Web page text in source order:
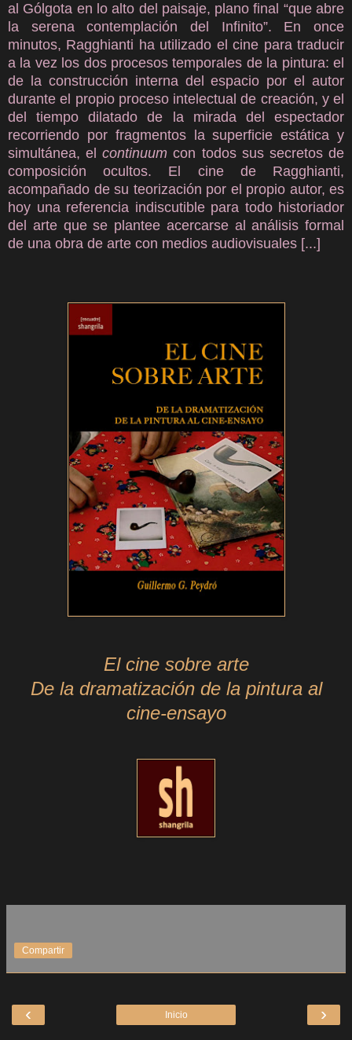
al Gólgota en lo alto del paisaje, plano final “que abre
la serena contemplación del Infinito”. En once
minutos, Ragghianti ha utilizado el cine para traducir
a la vez los dos procesos temporales de la pintura: el
de la construcción interna del espacio por el autor
durante el propio proceso intelectual de creación, y el
del tiempo dilatado de la mirada del espectador
recorriendo por fragmentos la superficie estática y
simultánea, elcontinuum con todos sus secretos de
composición ocultos. El cine de Ragghianti,
acompañado de su teorización por el propio autor, es
hoy una referencia indiscutible para todo historiador
del arte que se plantee acercarse al análisis formal
de una obra de arte con medios audiovisuales [...]
El cine sobre arte
De la dramatización de la pintura al
cine-ensayo
Compartir
‹ ›
Inicio